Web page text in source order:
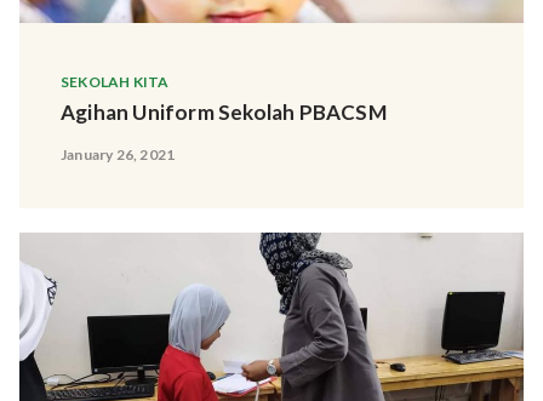
SEKOLAH KITA
Agihan Uniform Sekolah PBACSM
January 26, 2021